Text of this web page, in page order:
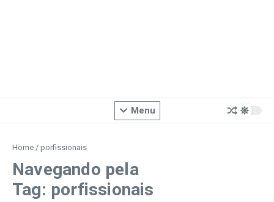
Menu
Home / porfissionais
Navegando pela
Tag: porfissionais